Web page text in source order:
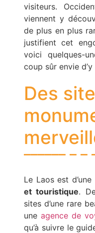
visiteurs.
viennent y
de plus en plus
justifient cet
voici quelques-
coup sûr envie d’y
Des
Le Laos est d’une
et touristique.
sites d’une rare
une agence de
qu’à suivre le